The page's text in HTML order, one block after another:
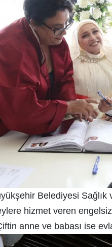
Belediyesi Sağlık
hizmet veren
anne ve babası ise